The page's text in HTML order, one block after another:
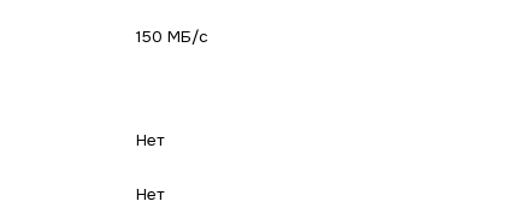
150 МБ/с
Нет
Нет